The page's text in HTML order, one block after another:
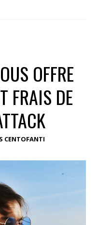
OFFRE
FRAIS DE
CENTOFANTI